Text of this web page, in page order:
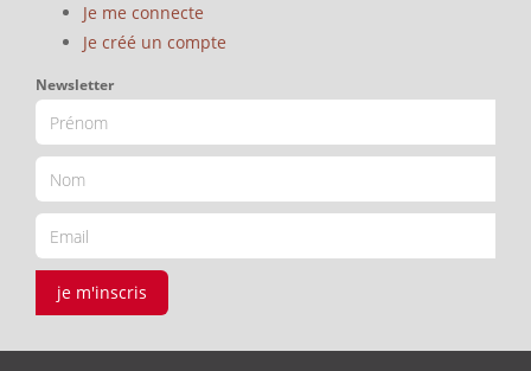
Je me connecte
Je créé un compte
Newsletter
je m'inscris